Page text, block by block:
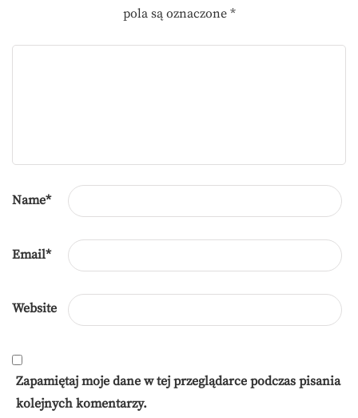
pola są oznaczone *
Name*
Email*
Website
Zapamiętaj moje dane w tej przeglądarce podczas pisania
kolejnych komentarzy.